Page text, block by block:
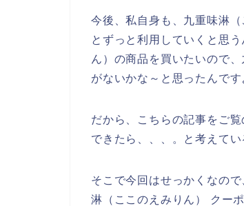
今後、私自身も、九重味淋
とずっと利用していくと思
ん）の商品を買いたいので
がないかな～と思ったんです
だから、こちらの記事をご
できたら、、、。と考えてい
そこで今回はせっかくなの
淋（ここのえみりん） クー